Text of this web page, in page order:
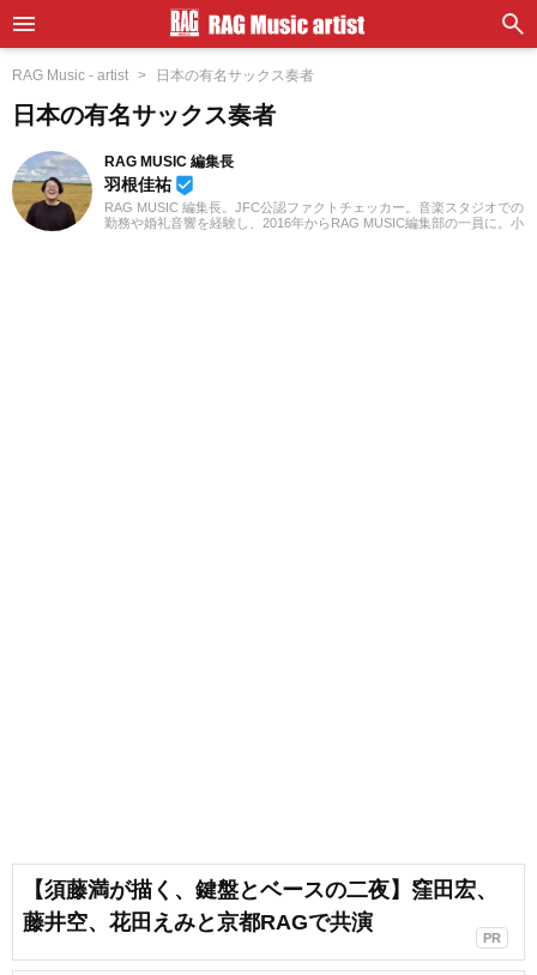
RAG Music - artist 日本の有名サックス奏者
日本の有名サックス奏者
RAG MUSIC 編集長
羽根佳祐 beenhere
RAG MUSIC 編集長。JFC公認ファクトチェッカー。音楽スタジオでの
勤務や婚礼音響を経験し、2016年からRAG MUSIC編集部の一員に。小
【須藤満が描く、鍵盤とベースの二夜】窪田宏、
藤井空、花田えみと京都RAGで共演
PR